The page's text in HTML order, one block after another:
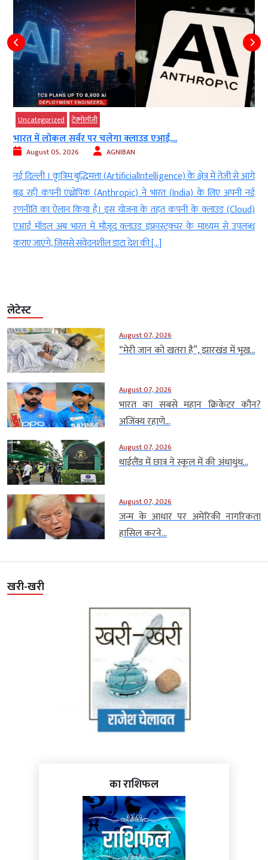
Uncategorized टेक्‍नोलॉजी
भारत में लोकल सर्वर पर चलेगा क्लाउड एआई,...
August 05, 2026 AGNIBAN
नई दिल्ली । कृत्रिम बुद्धिमत्ता (ArtificialIntelligence) के क्षेत्र में तेजी से आगे
बढ़ रही कंपनी एंथ्रोपिक (Anthropic) ने भारत (India) के लिए अपनी नई
रणनीति का ऐलान किया है। इस योजना के तहत कंपनी के क्लाउड (Cloud)
एआई मॉडल अब भारत में मौजूद क्लाउड इंफ्रास्ट्रक्चर के माध्यम से उपलब्ध
कराए जाएंगे, जिससे संवेदनशील डाटा देश की […]
लेटेस्ट
August 07, 2026
“मेरी जान को खतरा है”, झारखंड में भूख...
August 07, 2026
भारत का सबसे महान क्रिकेटर कौन?
अजिंक्य रहाणे...
August 07, 2026
थाईलैंड में छात्र ने स्कूल में की अंधाधुंध...
August 07, 2026
जन्म के आधार पर अमेरिकी नागरिकता
हासिल करने...
खरी-खरी
का राशिफल